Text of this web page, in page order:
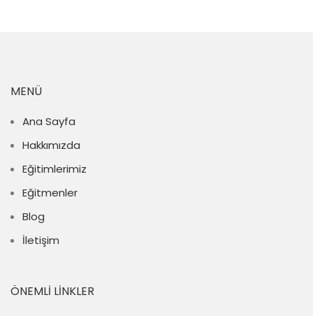
MENÜ
Ana Sayfa
Hakkımızda
Eğitimlerimiz
Eğitmenler
Blog
İletişim
ÖNEMLI LINKLER